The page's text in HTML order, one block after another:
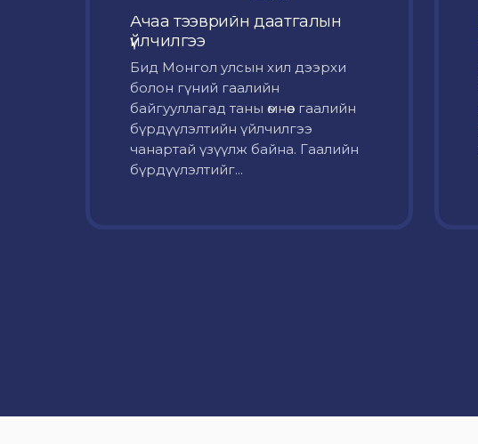
Ачаа тээврийн даатгалын
үйлчилгээ
Бид Монгол улсын хил дээрхи
болон гүний гаалийн
байгууллагад таны өмнөөс гаалийн
бүрдүүлэлтийн үйлчилгээ
чанартай үзүүлж байна. Гаалийн
бүрдүүлэлтийг...